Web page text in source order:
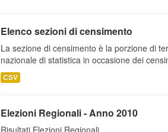
Elenco sezioni di censimento
La sezione di censimento è la porzione di
nazionale di statistica in occasione dei
CSV
Elezioni Regionali - Anno 2010
Risultati Elezioni Regionali